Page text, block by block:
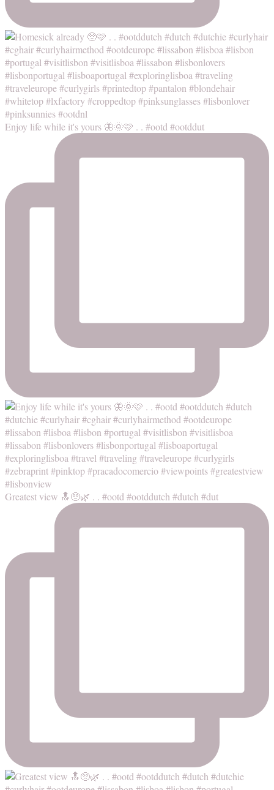
Enjoy life while it's yours 🦋🌞🩷 . . #ootd #ootddut
Greatest view 🔝🥺🌿 . . #ootd #ootddutch #dutch #dut